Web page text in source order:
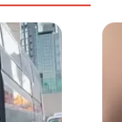
ってスキー
。出発時間も
ー独自仕入れ